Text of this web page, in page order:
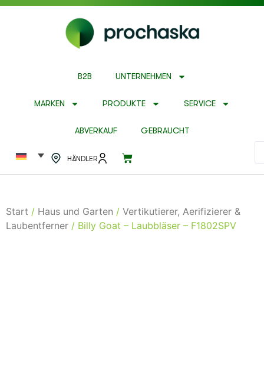
B2B UNTERNEHMEN
MARKEN PRODUKTE SERVICE
ABVERKAUF GEBRAUCHT
HÄNDLER
Start / Haus und Garten / Vertikutierer, Aerifizierer &
Laubentferner / Billy Goat – Laubbläser – F1802SPV